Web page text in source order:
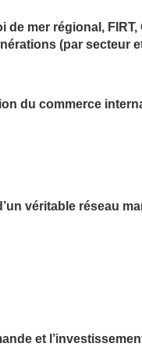
mer régional,
(par secteur
du commerce
véritable réseau
et